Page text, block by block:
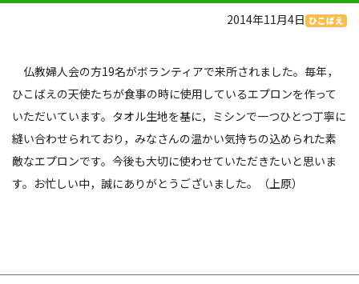
2014年11月4日 ひこばえ
仏教婦人会の方19名がボランティアで来所されました。毎年，
ひこばえの天使たちが食事の時に使用しているエプロンを作って
いただいています。タオル生地を基に，ミシンで一つひとつ丁寧に
縫い合わせられており，みなさんの温かい気持ちの込められた素
敵なエプロンです。今後も大切に使わせていただきたいと思いま
す。お忙しい中，誠にありがとうございました。（上原）